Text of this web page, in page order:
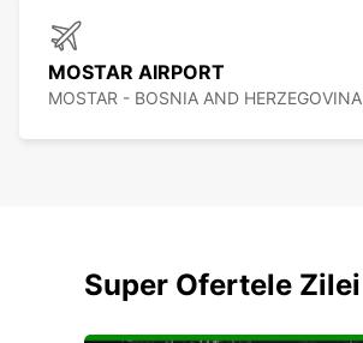
MOSTAR AIRPORT
MOSTAR - BOSNIA AND HERZEGOVINA
Super Ofertele Zilei